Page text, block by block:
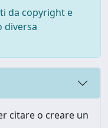
da copyright e
diversa
citare o creare un